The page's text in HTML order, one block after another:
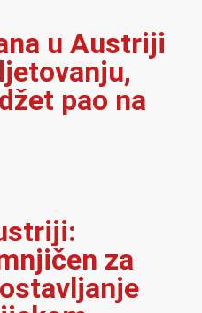
u Austriji
pao na
za